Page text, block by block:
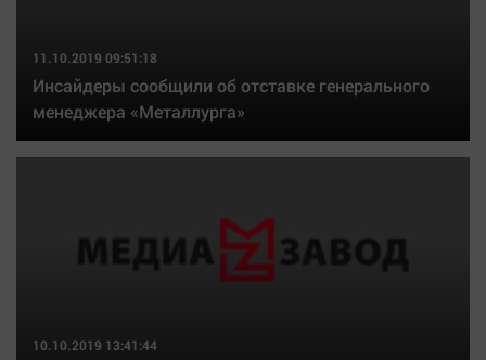
11.10.2019 09:51:18
Инсайдеры сообщили об отставке генерального
менеджера «Металлурга»
10.10.2019 13:41:44